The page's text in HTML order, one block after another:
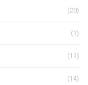
(20)
(1)
(11)
(14)